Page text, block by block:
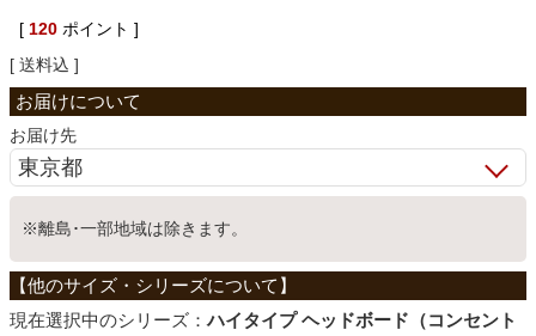
学習机
ホームオフィス
こたつ
[ 120 ポイント ]
送料込
お届け先
※離島･一部地域は除きます。
シリーズ：ハイタイプ ヘッドボード（コンセント